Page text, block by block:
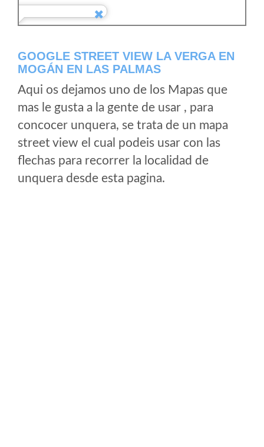
GOOGLE STREET VIEW LA VERGA EN
MOGÁN EN LAS PALMAS
Aqui os dejamos uno de los Mapas que
mas le gusta a la gente de usar , para
concocer unquera, se trata de un mapa
street view el cual podeis usar con las
flechas para recorrer la localidad de
unquera desde esta pagina.